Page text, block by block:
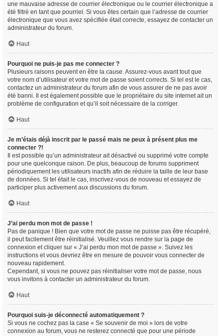
une mauvaise adresse de courrier électronique ou le courrier électronique a
été filtré en tant que pourriel. Si vous êtes certain que l’adresse de courrier
électronique que vous avez spécifiée était correcte, essayez de contacter un
administrateur du forum.
Haut
Pourquoi ne puis-je pas me connecter ?
Plusieurs raisons peuvent en être la cause. Assurez-vous avant tout que
votre nom d’utilisateur et votre mot de passe soient corrects. Si tel est le cas,
contactez un administrateur du forum afin de vous assurer de ne pas avoir
été banni. Il est également possible que le propriétaire du site internet ait un
problème de configuration et qu’il soit nécessaire de la corriger.
Haut
Je m’étais déjà inscrit par le passé mais ne peux à présent plus me
connecter ?!
Il est possible qu’un administrateur ait désactivé ou supprimé votre compte
pour une quelconque raison. De plus, beaucoup de forums suppriment
périodiquement les utilisateurs inactifs afin de réduire la taille de leur base
de données. Si tel était le cas, inscrivez-vous de nouveau et essayez de
participer plus activement aux discussions du forum.
Haut
J’ai perdu mon mot de passe !
Pas de panique ! Bien que votre mot de passe ne puisse pas être récupéré,
il peut facilement être réinitialisé. Veuillez vous rendre sur la page de
connexion et cliquer sur « J’ai perdu mon mot de passe ». Suivez les
instructions et vous devriez être en mesure de pouvoir vous connecter de
nouveau rapidement.
Cependant, si vous ne pouvez pas réinitialiser votre mot de passe, nous
vous invitons à contacter un administrateur du forum.
Haut
Pourquoi suis-je déconnecté automatiquement ?
Si vous ne cochez pas la case « Se souvenir de moi » lors de votre
connexion au forum, vous ne resterez connecté que pour une période